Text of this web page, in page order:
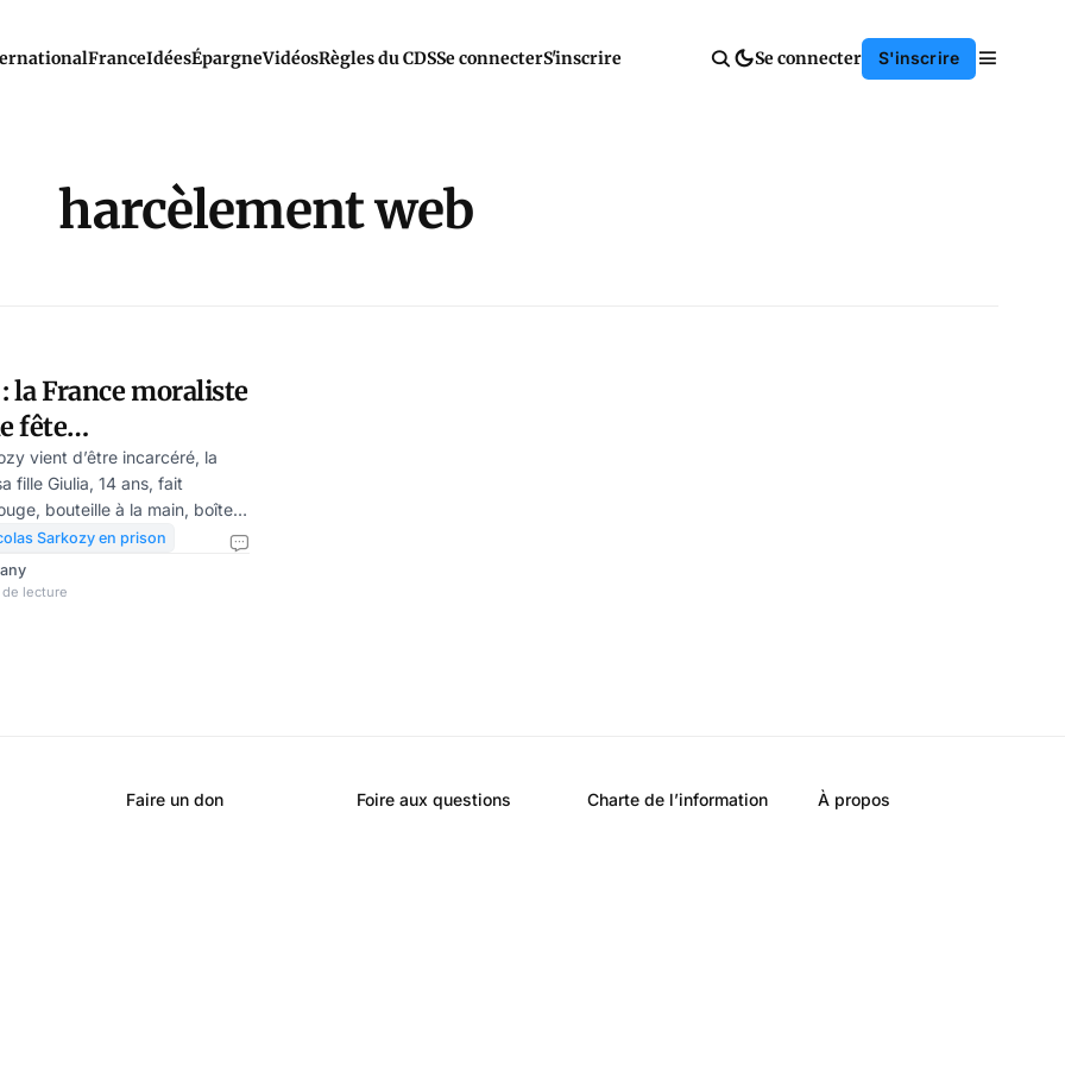
FranceIdéesÉpargneVidéosRègles du CDSSe connecterS'inscrire Se connecter S'inscrire
harcèlement web
la France moraliste
fête
procès public
vient d’être incarcéré, la
fille Giulia, 14 ans, fait
bouteille à la main, boîte
suffisants pour que la
Cette affaire en dit
d’une France moraliste,
Sarkozy en prison
lecture
Faire un don Foire aux questions Charte de l’information À propos